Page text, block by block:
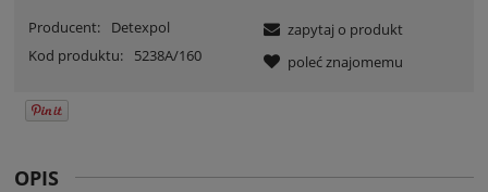
Producent:
Detexpol
Kod produktu:
5238A/160
zapytaj o produkt
poleć znajomemu
OPIS